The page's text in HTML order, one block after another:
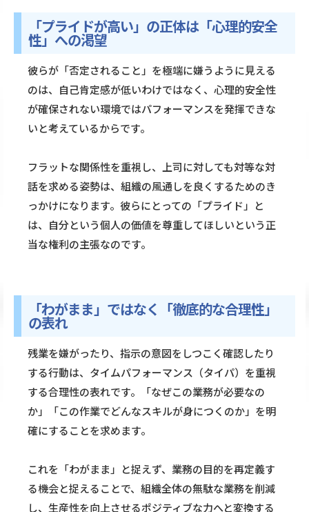
「プライドが高い」の正体は「心理的安全
性」への渇望
彼らが「否定されること」を極端に嫌うように見える
のは、自己肯定感が低いわけではなく、心理的安全性
が確保されない環境ではパフォーマンスを発揮できな
いと考えているからです。
フラットな関係性を重視し、上司に対しても対等な対
話を求める姿勢は、組織の風通しを良くするためのき
っかけになります。彼らにとっての「プライド」と
は、自分という個人の価値を尊重してほしいという正
当な権利の主張なのです。
「わがまま」ではなく「徹底的な合理性」
の表れ
残業を嫌がったり、指示の意図をしつこく確認したり
する行動は、タイムパフォーマンス（タイパ）を重視
する合理性の表れです。「なぜこの業務が必要なの
か」「この作業でどんなスキルが身につくのか」を明
確にすることを求めます。
これを「わがまま」と捉えず、業務の目的を再定義す
る機会と捉えることで、組織全体の無駄な業務を削減
し、生産性を向上させるポジティブな力へと変換する